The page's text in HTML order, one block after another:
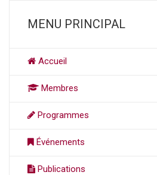
MENU PRINCIPAL
Accueil
Membres
Programmes
Événements
Publications